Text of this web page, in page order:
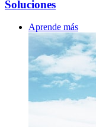
Soluciones
Aprende más